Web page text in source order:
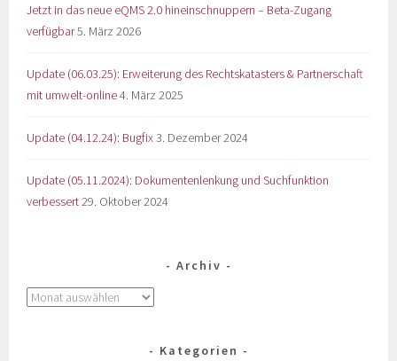
Jetzt in das neue eQMS 2.0 hineinschnuppern – Beta-Zugang
verfügbar5. März 2026
Update (06.03.25): Erweiterung des Rechtskatasters & Partnerschaft
mit umwelt-online4. März 2025
Update (04.12.24): Bugfix3. Dezember 2024
Update (05.11.2024): Dokumentenlenkung und Suchfunktion
verbessert29. Oktober 2024
Archiv
Kategorien